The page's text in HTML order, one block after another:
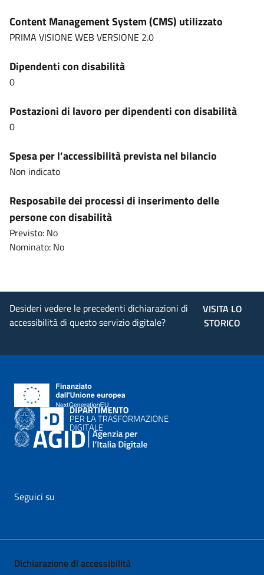
Content Management System (CMS) utilizzato
PRIMA VISIONE WEB VERSIONE 2.0
Dipendenti con disabilità
0
Postazioni di lavoro per dipendenti con disabilità
0
Spesa per l’accessibilità prevista nel bilancio
Non indicato
Resposabile dei processi di inserimento delle
persone con disabilità
Previsto: No
Nominato: No
Desideri vedere le precedenti dichiarazioni di
accessibilità di questo servizio digitale?
VISITA LO
STORICO
Seguici su
Dichiarazione di accessibilità